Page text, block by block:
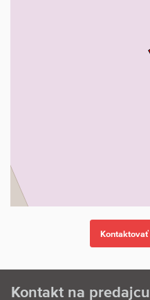
Kontakt na predajcu